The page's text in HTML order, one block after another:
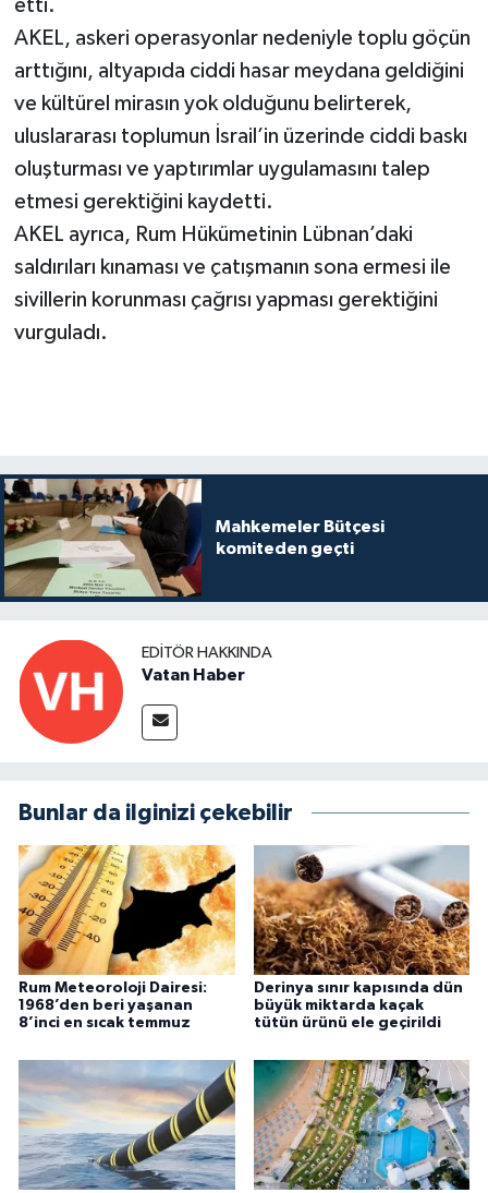
etti.
AKEL, askeri operasyonlar nedeniyle toplu göçün
arttığını, altyapıda ciddi hasar meydana geldiğini
ve kültürel mirasın yok olduğunu belirterek,
uluslararası toplumun İsrail’in üzerinde ciddi baskı
oluşturması ve yaptırımlar uygulamasını talep
etmesi gerektiğini kaydetti.
AKEL ayrıca, Rum Hükümetinin Lübnan’daki
saldırıları kınaması ve çatışmanın sona ermesi ile
sivillerin korunması çağrısı yapması gerektiğini
vurguladı.
Mahkemeler Bütçesi
komiteden geçti
EDITÖR HAKKINDA
Vatan Haber
Bunlar da ilginizi çekebilir
Rum Meteoroloji Dairesi:
1968’den beri yaşanan
8’inci en sıcak temmuz
Derinya sınır kapısında dün
büyük miktarda kaçak
tütün ürünü ele geçirildi